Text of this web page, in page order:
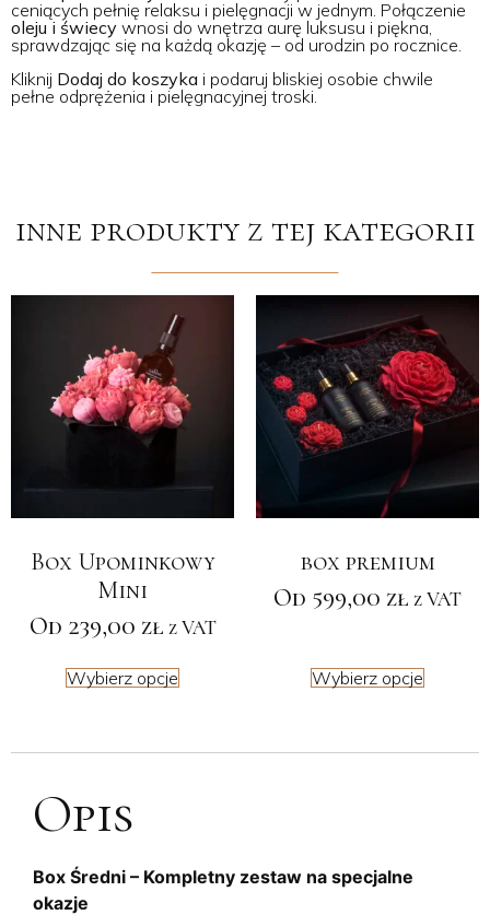
ceniących pełnię relaksu i pielęgnacji w jednym. Połączenie
oleju i świecy wnosi do wnętrza aurę luksusu i piękna,
sprawdzając się na każdą okazję – od urodzin po rocznice.
Kliknij Dodaj do koszyka i podaruj bliskiej osobie chwile
pełne odprężenia i pielęgnacyjnej troski.
inne produkty z tej kategorii
Box Upominkowy
Mini
Od 239,00 zł z VAT
Wybierz opcje
box premium
Od 599,00 zł z VAT
Wybierz opcje
Opis
Box Średni – Kompletny zestaw na specjalne
okazje